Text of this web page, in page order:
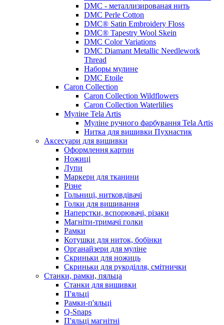
DMC - металлизированая нить
DMC Perle Cotton
DMC® Satin Embroidery Floss
DMC® Tapestry Wool Skein
DMC Color Variations
DMC Diamant Metallic Needlework
Thread
Наборы мулине
DMC Etoile
Caron Collection
Caron Collection Wildflowers
Caron Collection Waterlilies
Муліне Tela Artis
Муліне ручного фарбування Tela Artis
Нитка для вишивки Пухнастик
Аксесуари для вишивки
Оформлення картин
Ножиці
Лупи
Маркери для тканини
Різне
Гольниці, нитковдівачі
Голки для вишивання
Наперстки, вспорювачі, різаки
Магніти-тримачі голки
Рамки
Котушки для ниток, бобінки
Органайзери для муліне
Скриньки для ножиць
Скриньки для рукоділля, смітнички
Станки, рамки, пяльца
Станки для вишивки
П'яльці
Рамки-п'яльці
Q-Snaps
П'яльці магнітні